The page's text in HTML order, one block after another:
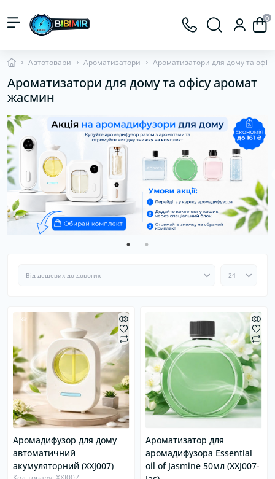
0
Автотовари Ароматизатори Ароматизатори для дому та офісу
Ароматизатори для дому та офісу аромат
жасмин
Хіт
Аромадифузор для дому
автоматичний
акумуляторний (XXJ007)
Ароматизатор для
аромадифузора Essential
oil of Jasmine 50мл (XXJ007-